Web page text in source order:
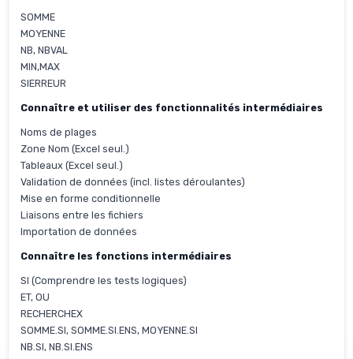
SOMME
MOYENNE
NB, NBVAL
MIN,MAX
SIERREUR
Connaître et utiliser des fonctionnalités intermédiaires
Noms de plages
Zone Nom (Excel seul.)
Tableaux (Excel seul.)
Validation de données (incl. listes déroulantes)
Mise en forme conditionnelle
Liaisons entre les fichiers
Importation de données
Connaître les fonctions intermédiaires
SI (Comprendre les tests logiques)
ET, OU
RECHERCHEX
SOMME.SI, SOMME.SI.ENS, MOYENNE.SI
NB.SI, NB.SI.ENS